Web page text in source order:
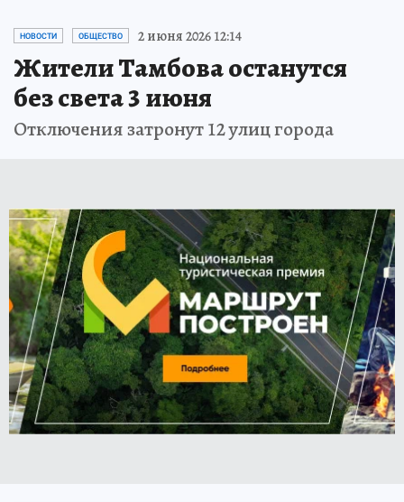
НОВОСТИ ОБЩЕСТВО 2 июня 2026 12:14
Жители Тамбова останутся
без света 3 июня
Отключения затронут 12 улиц города